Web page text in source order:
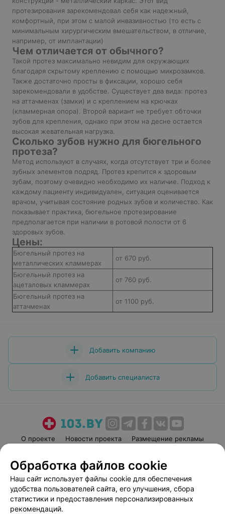
протезирования зарекомендовал себя как надежный,
комфортный, при этом с малой инвазивностью (то есть с
минимальным хирургическим вмешательством, в отличие,
например, от имплантации)
Чем отличается от обычного?
Такой протез максимально невидим для окружающих
благодаря скрытому креплению с помощью микрозамков.
Также достаточно просты в фиксации, хорошо себя
зарекомендовали в удобстве. Существует два вида: протез
на аттачменах (замки) и с креплением на крючках
(кламмерная опора). Второй вариант не требует обточки
зубов для крепления, однако при этом на десне остается
высокая жевательная нагрузка.
Сколько зубов нужно для бюгельного
протеза?
Метод используют в случаях, когда отсутствует три и более
зубных элементов подряд. Протез крепится к здоровым
зубам, поэтому очевидно необходимо их наличие. Подход к
каждому пациенту индивидуален, ситуация оценивается
врачом, учитывая состояние родных зубов и количество. Как
показывает практика, бюгельное протезирование
предполагается при наличии в ротовой полости от 6
здоровых зубов.
Цены:
Бюгельный протез на
металлических кламмерах
от 670 руб.
Бюгельный протез на
ацеталовых кламмерах
от 760 руб.
Бюгельный протез на
аттачменах
от 1100 руб.
Добавить компанию
Добавить специалиста
О проекте Новости проекта
Размещение рекламы
Пользовательское соглашение
Способы оплаты
Вакансии
Партнеры
Написать руководителю 103.by
Обработка файлов cookie
Наш сайт использует файлы cookie для обеспечения
удобства пользователей сайта, его улучшения, сбора
статистики и предоставления персонализированных
рекомендаций.